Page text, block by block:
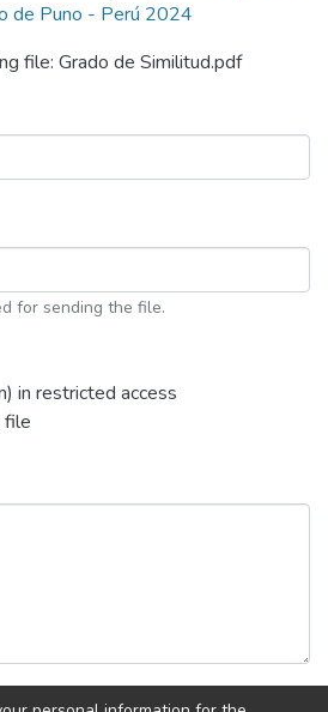
de Puno - Perú 2024
file: Grado de Similitud.pdf
for sending the file.
in restricted access
file